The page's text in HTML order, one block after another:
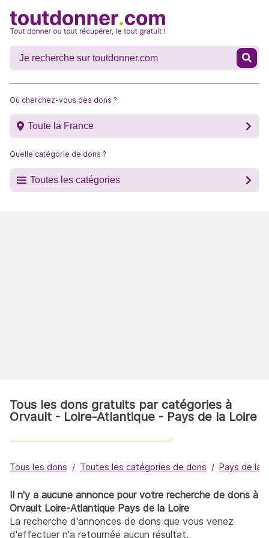
Où cherchez-vous des dons ?
Toute la France
Quelle catégorie de dons ?
Toutes les catégories
Tous les dons gratuits par catégories à
Orvault - Loire-Atlantique - Pays de la Loire
Tous les dons Toutes les catégories de dons Pays de la
Il n'y a aucune annonce pour votre recherche de dons à
Orvault Loire-Atlantique Pays de la Loire
La recherche d'annonces de dons que vous venez
d'effectuer n'a retournée aucun résultat.